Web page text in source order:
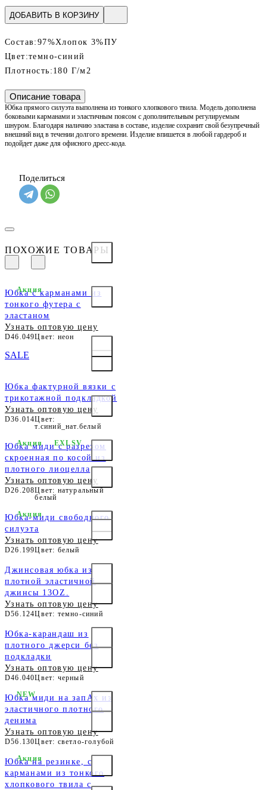
ДОБАВИТЬ В КОРЗИНУ
Состав: 97%Хлопок 3%ПУ
Цвет:темно-синий
Плотность: 180 Г/м2
Описание товара
Юбка прямого силуэта выполнена из тонкого хлопкового твила. Модель дополнена
боковыми карманами и эластичным поясом с дополнительным регулируемым
шнуром. Благодаря наличию эластана в составе, изделие сохранит свой безупречный
внешний вид в течении долгого времени. Изделие впишется в любой гардероб и
подойдет даже для офисного дресс-кода.
Поделиться
ПОХОЖИЕ ТОВАРЫ
Юбка с карманами из
тонкого футера с
эластаном
Узнать оптовую цену
D46.049Цвет: неон
Акция
Юбка фактурной вязки с
трикотажной подкладкой
Узнать оптовую цену
D36.014Цвет:
т.синий_нат.белый
SALE
Юбка миди с разрезом
скроенная по косой из
плотного лиоцелла
Узнать оптовую цену
D26.208Цвет: натуральный
белый
Акция EXLSV
Юбка-миди свободного
силуэта
Узнать оптовую цену
D26.199Цвет: белый
Акция
Джинсовая юбка из
плотной эластичной
джинсы 13OZ.
Узнать оптовую цену
D56.124Цвет: темно-синий
Юбка-карандаш из
плотного джерси без
подкладки
Узнать оптовую цену
D46.040Цвет: черный
Юбка миди на запАх из
эластичного плотного
денима
Узнать оптовую цену
D56.130Цвет: светло-голубой
NEW
Юбка на резинке, с
карманами из тонкого
хлопкового твила с
Акция